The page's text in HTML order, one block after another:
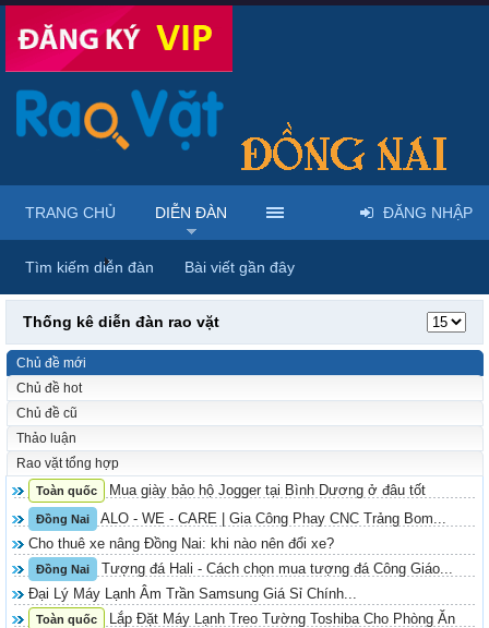
Trang chủ Diễn đàn
Thống kê diễn đàn rao vặt
Chủ đề mới
Chủ đề hot
Chủ đề cũ
Thảo luận
Rao vặt tổng hợp
Toàn quốc Mua giày bảo hộ Jogger tại Bình Dương ở đâu tốt
Đồng Nai
ALO - WE - CARE | Gia Công Phay CNC Trảng Bom...
Cho thuê xe nâng Đồng Nai: khi nào nên đổi xe?
Đồng Nai
Tượng đá Hali - Cách chọn mua tượng đá Công Giáo...
Đại Lý Máy Lạnh Âm Trần Samsung Giá Sỉ Chính...
Toàn quốc
Lắp Đặt Máy Lạnh Treo Tường Toshiba Cho Phòng Ăn
TRANG CHỦ DIỄN ĐÀN
Tìm kiếm diễn đàn Bài viết gần đây
ĐĂNG NHẬP